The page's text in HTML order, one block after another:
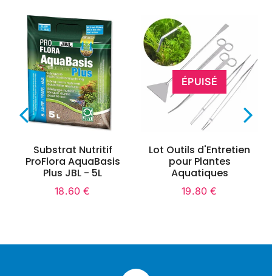
Substrat Nutritif
ProFlora AquaBasis
Plus JBL - 5L
Prix
18.60 €
ÉPUISÉ
Lot Outils d'Entretien
pour Plantes
Aquatiques
Prix
19.80 €